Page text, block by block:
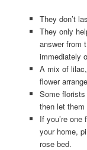
They don’t
They only
answer from
immediately
A mix of
flower
Some
then let them
If you’re
your home,
rose bed.